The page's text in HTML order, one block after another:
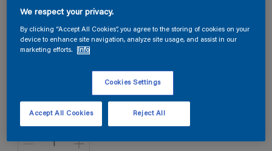
TDG3-019
1 L
We respect your privacy.
By clicking “Accept All Cookies”, you agree to the storing of cookies on your
device to enhance site navigation, analyze site usage, and assist in our
marketing efforts.
Info
Cookies Settings
Reject All
Accept All Cookies